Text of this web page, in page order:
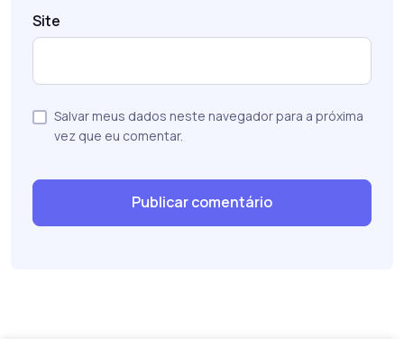
Site
Salvar meus dados neste navegador para a próxima
vez que eu comentar.